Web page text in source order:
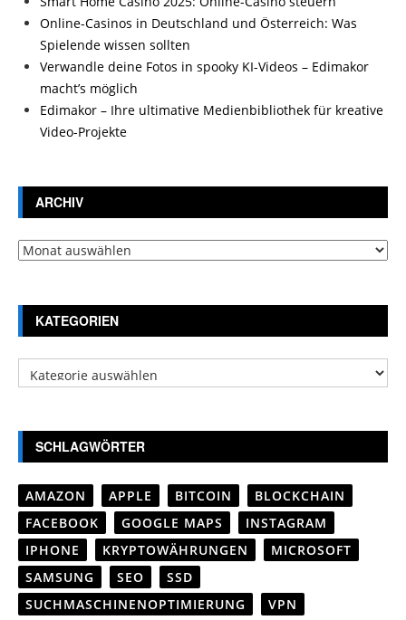
Online-Casinos in Deutschland und Österreich: Was
Spielende wissen sollten
Verwandle deine Fotos in spooky KI-Videos – Edimakor
macht’s möglich
Edimakor – Ihre ultimative Medienbibliothek für kreative
Video-Projekte
ARCHIV
Archiv
KATEGORIEN
Kategorien
SCHLAGWÖRTER
AMAZON APPLE BITCOIN
BLOCKCHAIN
FACEBOOK
GOOGLE MAPS
INSTAGRAM
IPHONE
KRYPTOWÄHRUNGEN
MICROSOFT
SAMSUNG
SEO
SSD
SUCHMASCHINENOPTIMIERUNG
VPN